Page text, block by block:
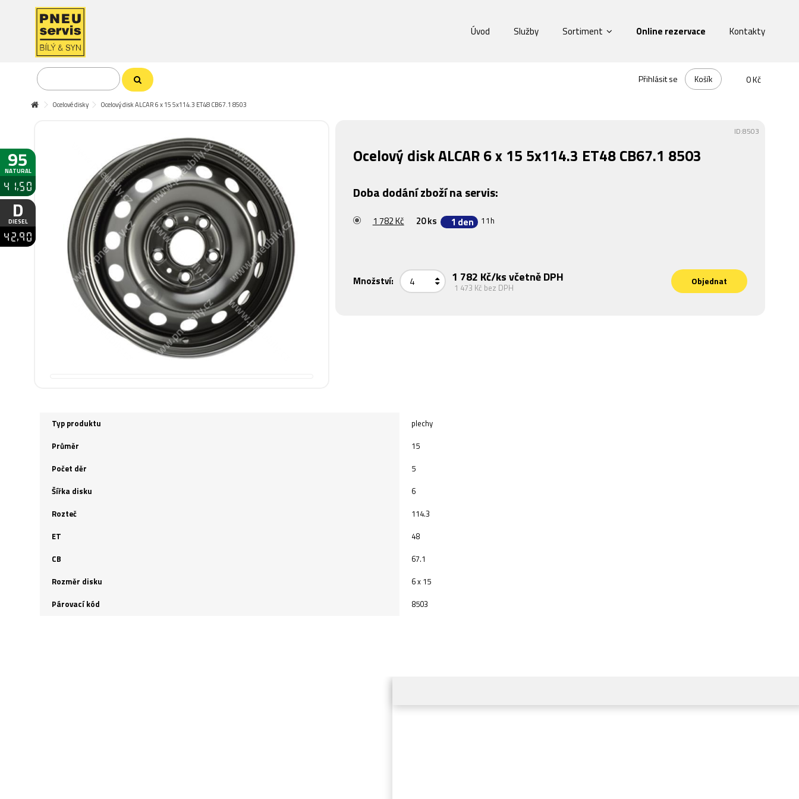
95
NATURAL
41,50
D
DIESEL
42,90
Úvod Služby Sortiment Online rezervace Kontakty
0 Kč
Košík
Přihlásit se
Ocelové disky Ocelový disk ALCAR 6 x 15 5x114.3 ET48 CB67.1 8503
ID:8503
Ocelový disk ALCAR 6 x 15 5x114.3 ET48 CB67.1 8503
Doba dodání zboží na servis:
1 782 Kč 20 ks 1 den 11h
Množství: 1 782 Kč/ks včetně DPH
1 473 Kč bez DPH
Objednat
Typ produktu
plechy
Průměr
15
Počet děr
5
Šířka disku
6
Rozteč
114.3
ET
48
CB
67.1
Rozměr disku
6 x 15
Párovací kód
8503